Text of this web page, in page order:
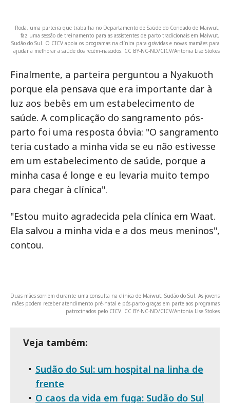
Roda, uma parteira que trabalha no Departamento de Saúde do Condado de Maiwut,
faz uma sessão de treinamento para as assistentes de parto tradicionais em Maiwut,
Sudão do Sul. O CICV apoia os programas na clínica para grávidas e novas mamães para
ajudar a melhorar a saúde dos recém-nascidos. CC BY-NC-ND/CICV/Antonia Lise Stokes
Finalmente, a parteira perguntou a Nyakuoth
porque ela pensava que era importante dar à
luz aos bebês em um estabelecimento de
saúde. A complicação do sangramento pós-
parto foi uma resposta óbvia: "O sangramento
teria custado a minha vida se eu não estivesse
em um estabelecimento de saúde, porque a
minha casa é longe e eu levaria muito tempo
para chegar à clínica".
"Estou muito agradecida pela clínica em Waat.
Ela salvou a minha vida e a dos meus meninos",
contou.
Duas mães sorriem durante uma consulta na clínica de Maiwut, Sudão do Sul. As jovens
mães podem receber atendimento pré-natal e pós-parto graças em parte aos programas
patrocinados pelo CICV. CC BY-NC-ND/CICV/Antonia Lise Stokes
Veja também:
Sudão do Sul: um hospital na linha de
frente
O caos da vida em fuga: Sudão do Sul